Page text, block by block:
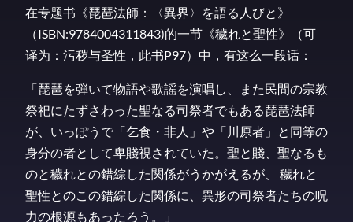
在专题书《琵琶法師：〈異界〉を語る人びと》
（ISBN:9784004311843)的一节《穢れと聖性》（可
译为：污秽与圣性，此书P97）中，有这么一段话：
「琵琶を弾いて物語や歌謡を演唱し、また民間の宗教
祭祀にたずさわった聖なる司祭者でもある琵琶法師
が、いっぽうで「乞食・非人」や「川原者」と同等の
身分の者として卑賤視されていた。聖と賤、聖なるも
のと穢れとの錯綜した関係がうかがえるが、 穢れと
聖性とのこの錯綜した関係に、異形の司祭者たちの呪
力の根源もあったろう。」